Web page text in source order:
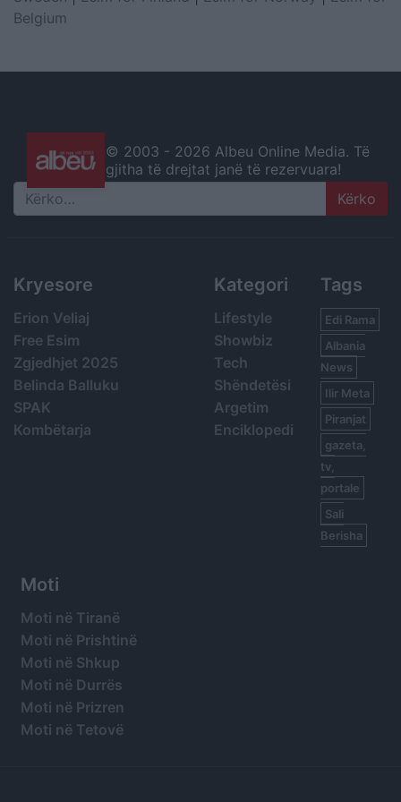
Belgium
© 2003 - 2026 Albeu Online Media. Të
gjitha të drejtat janë të rezervuara!
Search
Kryesore
Erion Veliaj
Free Esim
Zgjedhjet 2025
Belinda Balluku
SPAK
Kombëtarja
Kategori
Lifestyle
Showbiz
Tech
Shëndetësi
Argetim
Enciklopedi
Tags
Edi Rama
Albania
News
Ilir Meta
Piranjat
gazeta,
tv,
portale
Sali
Berisha
Moti
Moti në Tiranë
Moti në Prishtinë
Moti në Shkup
Moti në Durrës
Moti në Prizren
Moti në Tetovë